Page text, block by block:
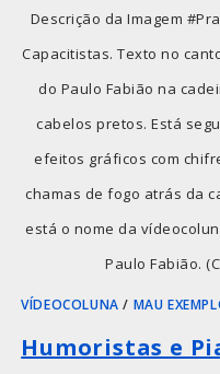
Descrição da Imagem
Capacitistas. Texto no
do Paulo Fabião na
cabelos pretos. Está
efeitos gráficos com
chamas de fogo atrás da
está o nome da
Paulo Fabião.
VÍDEOCOLUNA / MAU
Humoristas e